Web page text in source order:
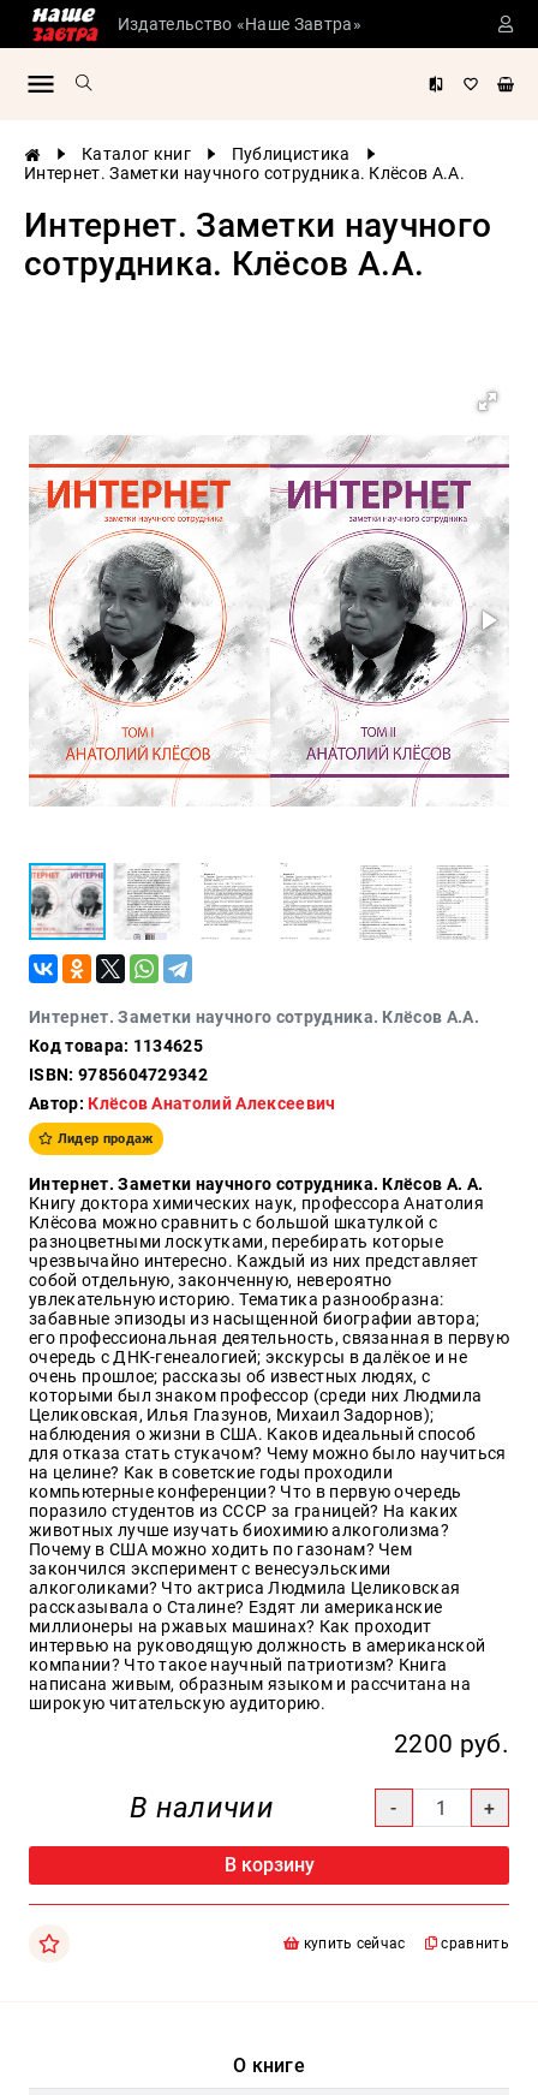
Издательство «Наше Завтра»
Каталог книг
Публицистика
Интернет. Заметки научного сотрудника. Клёсов А.А.
Интернет. Заметки научного
сотрудника. Клёсов А.А.
Интернет. Заметки научного сотрудника. Клёсов А.А.
Код товара: 1134625
ISBN: 9785604729342
Автор: Клёсов Анатолий Алексеевич
Лидер продаж
Интернет. Заметки научного сотрудника. Клёсов А. А.
Книгу доктора химических наук, профессора Анатолия
Клёсова можно сравнить с большой шкатулкой с
разноцветными лоскутками, перебирать которые
чрезвычайно интересно. Каждый из них представляет
собой отдельную, законченную, невероятно
увлекательную историю. Тематика разнообразна:
забавные эпизоды из насыщенной биографии автора;
его профессиональная деятельность, связанная в первую
очередь с ДНК-генеалогией; экскурсы в далёкое и не
очень прошлое; рассказы об известных людях, с
которыми был знаком профессор (среди них Людмила
Целиковская, Илья Глазунов, Михаил Задорнов);
наблюдения о жизни в США. Каков идеальный способ
для отказа стать стукачом? Чему можно было научиться
на целине? Как в советские годы проходили
компьютерные конференции? Что в первую очередь
поразило студентов из СССР за границей? На каких
животных лучше изучать биохимию алкоголизма?
Почему в США можно ходить по газонам? Чем
закончился эксперимент с венесуэльскими
алкоголиками? Что актриса Людмила Целиковская
рассказывала о Сталине? Ездят ли американские
миллионеры на ржавых машинах? Как проходит
интервью на руководящую должность в американской
компании? Что такое научный патриотизм? Книга
написана живым, образным языком и рассчитана на
широкую читательскую аудиторию.
2200 руб.
В наличии
В корзину
купить сейчас сравнить
О книге
Сталинские
литература
История
России
Психология
Конспирология
Политика
Разведка
шпионаж
Мемуары
биографии
Учебная
литература
Фольклор
будущего
Публицистика
Коллекционные
издания
Тайное и
непознанное
Образ
жизни
и
Искусство
Поэзия
Кухня,
гастрономия,
кулинария
Оптовикам
Авторам
Контакты
+7(499)
350-17-
79
Москва
pochta@den-
magazin.ru